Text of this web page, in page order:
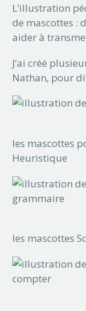
L’illustration
de mascottes :
aider à
J’ai créé
Nathan, pour
les mascottes
Heuristique
les mascottes